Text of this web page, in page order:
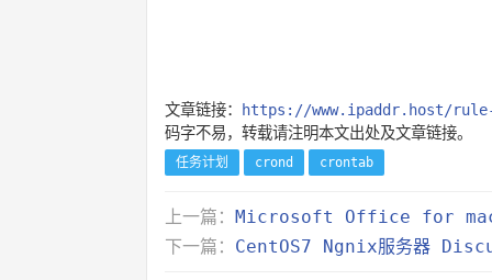
文章链接：
https://www.ipaddr.host/
码字不易，转载请注明本文出处及文章链接。
任务计划 crond crontab
上一篇：
Microsoft Office for mac
下一篇： CentOS7 Ngnix服务器